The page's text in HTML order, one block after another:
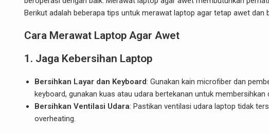
Berikut adalah beberapa tips untuk merawat laptop agar tetap awet dan
Cara Merawat Laptop Agar Awet
1. Jaga Kebersihan Laptop
Bersihkan Layar dan Keyboard: Gunakan kain microfiber dan
keyboard, gunakan kuas atau udara bertekanan untuk membersihkan
Bersihkan Ventilasi Udara: Pastikan ventilasi udara laptop tidak
overheating.